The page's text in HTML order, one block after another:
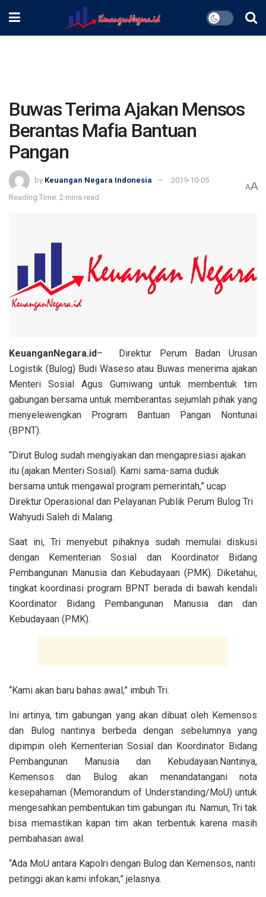
Buwas Terima Ajakan Mensos
Berantas Mafia Bantuan
Pangan
by Keuangan Negara Indonesia
2019-10-05
Reading Time: 2 mins read
AA
KeuanganNegara.id– Direktur Perum Badan Urusan
Logistik (Bulog) Budi Waseso atau Buwas menerima ajakan
Menteri Sosial Agus Gumiwang untuk membentuk tim
gabungan bersama untuk memberantas sejumlah pihak yang
menyelewengkan Program Bantuan Pangan Nontunai
(BPNT).
“Dirut Bulog sudah mengiyakan dan mengapresiasi ajakan
itu (ajakan Menteri Sosial). Kami sama-sama duduk
bersama untuk mengawal program pemerintah,” ucap
Direktur Operasional dan Pelayanan Publik Perum Bulog Tri
Wahyudi Saleh di Malang.
Saat ini, Tri menyebut pihaknya sudah memulai diskusi
dengan Kementerian Sosial dan Koordinator Bidang
Pembangunan Manusia dan Kebudayaan (PMK). Diketahui,
tingkat koordinasi program BPNT berada di bawah kendali
Koordinator Bidang Pembangunan Manusia dan dan
Kebudayaan (PMK).
“Kami akan baru bahas awal,” imbuh Tri.
Ini artinya, tim gabungan yang akan dibuat oleh Kemensos
dan Bulog nantinya berbeda dengan sebelumnya yang
dipimpin oleh Kementerian Sosial dan Koordinator Bidang
Pembangunan Manusia dan Kebudayaan.Nantinya,
Kemensos dan Bulog akan menandatangani nota
kesepahaman (Memorandum of Understanding/MoU) untuk
mengesahkan pembentukan tim gabungan itu. Namun, Tri tak
bisa memastikan kapan tim akan terbentuk karena masih
pembahasan awal.
“Ada MoU antara Kapolri dengan Bulog dan Kemensos, nanti
petinggi akan kami infokan,” jelasnya.